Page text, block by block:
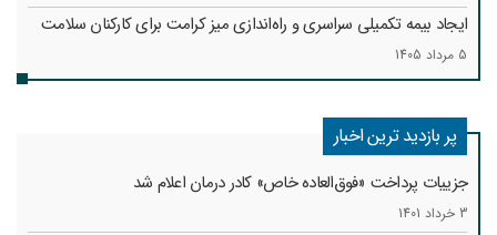
ایجاد بیمه تکمیلی سراسری و راه‌اندازی میز کرامت برای کارکنان سلامت
5 مرداد 1405
پر بازدید ترین اخبار
جزییات پرداخت «فوق‌العاده خاص» کادر درمان اعلام شد
3 خرداد 1401